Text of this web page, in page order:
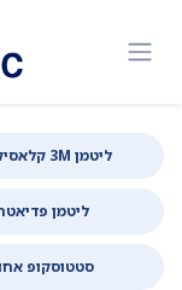
ליטמן 3M קלאסיק III
ליטמן
סטטוסקופ